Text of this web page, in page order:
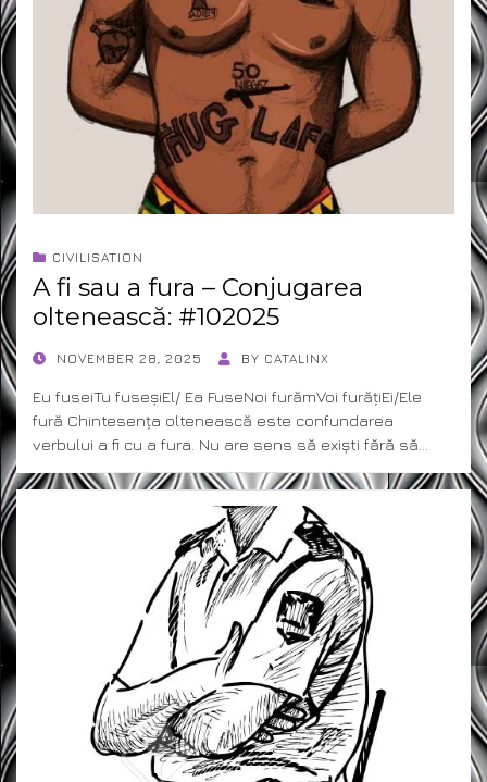
CIVILISATION
A fi sau a fura – Conjugarea
oltenească: #102025
POSTEDNOVEMBER 28, 2025 BY CATALINX
Eu fuseiTu fuseșiEl/ Ea FuseNoi furămVoi furățiEi/Ele
fură Chintesența oltenească este confundarea
verbului a fi cu a fura. Nu are sens să exiști fără să…